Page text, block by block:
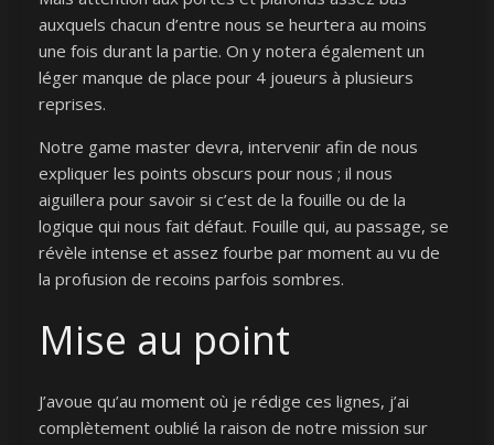
auxquels chacun d’entre nous se heurtera au moins
une fois durant la partie. On y notera également un
léger manque de place pour 4 joueurs à plusieurs
reprises.
Notre game master devra, intervenir afin de nous
expliquer les points obscurs pour nous ; il nous
aiguillera pour savoir si c’est de la fouille ou de la
logique qui nous fait défaut. Fouille qui, au passage, se
révèle intense et assez fourbe par moment au vu de
la profusion de recoins parfois sombres.
Mise au point
J’avoue qu’au moment où je rédige ces lignes, j’ai
complètement oublié la raison de notre mission sur